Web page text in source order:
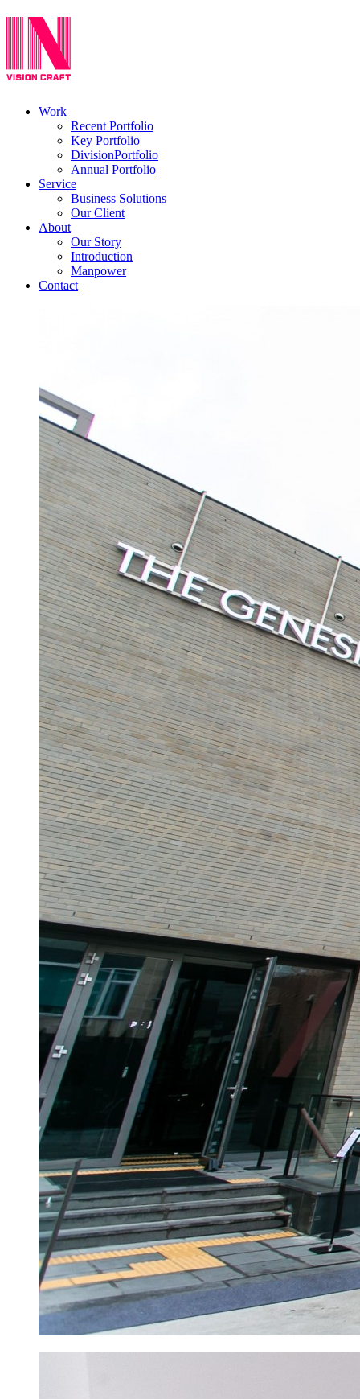
Work
Recent Portfolio
Key Portfolio
DivisionPortfolio
Annual Portfolio
Service
Business Solutions
Our Client
About
Our Story
Introduction
Manpower
Contact